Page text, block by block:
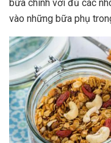
bữa chính với đủ các
vào những bữa phụ